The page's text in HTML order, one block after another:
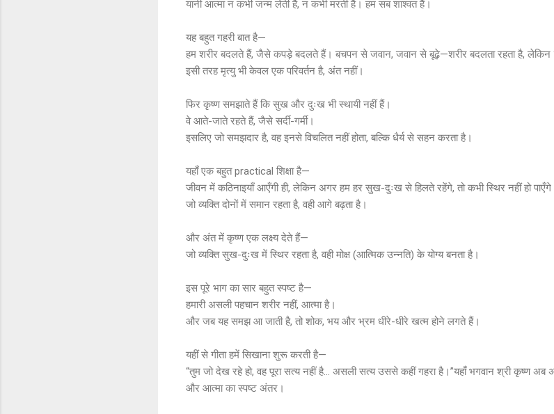
यानी आत्मा न कभी जन्म लेती है, न कभी मरती है। हम सब शाश्वत हैं।
यह बहुत गहरी बात है—
हम शरीर बदलते हैं, जैसे कपड़े बदलते हैं। बचपन से जवान, जवान से बूढ़े—शरीर बदलता रहता है, लेकिन
इसी तरह मृत्यु भी केवल एक परिवर्तन है, अंत नहीं।
फिर कृष्ण समझाते हैं कि सुख और दुःख भी स्थायी नहीं हैं।
वे आते-जाते रहते हैं, जैसे सर्दी-गर्मी।
इसलिए जो समझदार है, वह इनसे विचलित नहीं होता, बल्कि धैर्य से सहन करता है।
यहाँ एक बहुत practical शिक्षा है—
जीवन में कठिनाइयाँ आएँगी ही, लेकिन अगर हम हर सुख-दुःख से हिलते रहेंगे, तो कभी स्थिर नहीं हो
जो व्यक्ति दोनों में समान रहता है, वही आगे बढ़ता है।
और अंत में कृष्ण एक लक्ष्य देते हैं—
जो व्यक्ति सुख-दुःख में स्थिर रहता है, वही मोक्ष (आत्मिक उन्नति) के योग्य बनता है।
इस पूरे भाग का सार बहुत स्पष्ट है—
हमारी असली पहचान शरीर नहीं, आत्मा है।
और जब यह समझ आ जाती है, तो शोक, भय और भ्रम धीरे-धीरे खत्म होने लगते हैं।
यहीं से गीता हमें सिखाना शुरू करती है—
“तुम जो देख रहे हो, वह पूरा सत्य नहीं है… असली सत्य उससे कहीं गहरा है।”यहाँ भगवान श्री कृष्ण अब
और आत्मा का स्पष्ट अंतर।